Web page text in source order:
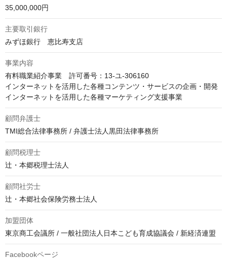
35,000,000円
主要取引銀行
みずほ銀行　恵比寿支店
事業内容
有料職業紹介事業　許可番号：13-ユ-306160
インターネットを活用した各種コンテンツ・サービスの企画・開発
インターネットを活用した各種マーケティング支援事業
顧問弁護士
TMI総合法律事務所 / 弁護士法人黒田法律事務所
顧問税理士
辻・本郷税理士法人
顧問社労士
辻・本郷社会保険労務士法人
加盟団体
東京商工会議所 / 一般社団法人日本こども育成協議会 / 新経済連盟
Facebookページ